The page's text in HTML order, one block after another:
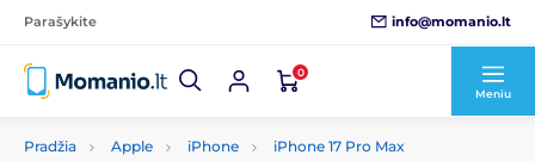
Parašykite info@momanio.lt
0
Meniu
Pradžia Apple iPhone
iPhone 17 Pro Max